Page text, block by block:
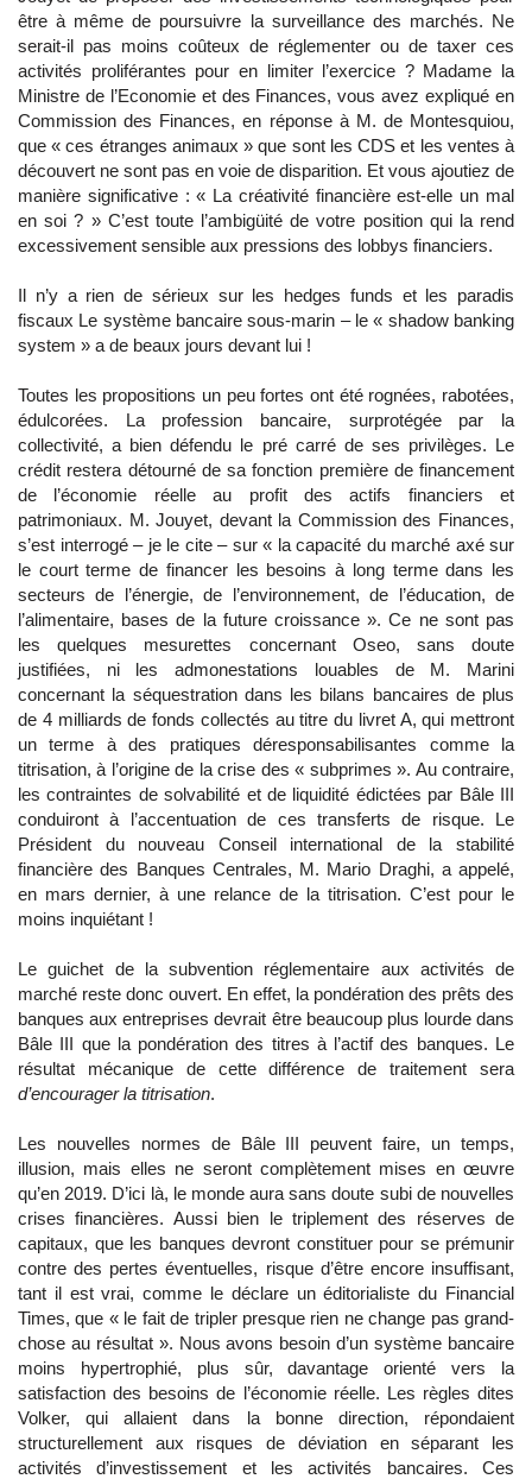
être à même de poursuivre la surveillance des marchés. Ne
serait-il pas moins coûteux de réglementer ou de taxer ces
activités proliférantes pour en limiter l’exercice ? Madame la
Ministre de l’Economie et des Finances, vous avez expliqué en
Commission des Finances, en réponse à M. de Montesquiou,
que « ces étranges animaux » que sont les CDS et les ventes à
découvert ne sont pas en voie de disparition. Et vous ajoutiez de
manière significative : « La créativité financière est-elle un mal
en soi ? » C’est toute l’ambigüité de votre position qui la rend
excessivement sensible aux pressions des lobbys financiers.
Il n’y a rien de sérieux sur les hedges funds et les paradis
fiscaux Le système bancaire sous-marin – le « shadow banking
system » a de beaux jours devant lui !
Toutes les propositions un peu fortes ont été rognées, rabotées,
édulcorées. La profession bancaire, surprotégée par la
collectivité, a bien défendu le pré carré de ses privilèges. Le
crédit restera détourné de sa fonction première de financement
de l’économie réelle au profit des actifs financiers et
patrimoniaux. M. Jouyet, devant la Commission des Finances,
s’est interrogé – je le cite – sur « la capacité du marché axé sur
le court terme de financer les besoins à long terme dans les
secteurs de l’énergie, de l’environnement, de l’éducation, de
l’alimentaire, bases de la future croissance ». Ce ne sont pas
les quelques mesurettes concernant Oseo, sans doute
justifiées, ni les admonestations louables de M. Marini
concernant la séquestration dans les bilans bancaires de plus
de 4 milliards de fonds collectés au titre du livret A, qui mettront
un terme à des pratiques déresponsabilisantes comme la
titrisation, à l’origine de la crise des « subprimes ». Au contraire,
les contraintes de solvabilité et de liquidité édictées par Bâle III
conduiront à l’accentuation de ces transferts de risque. Le
Président du nouveau Conseil international de la stabilité
financière des Banques Centrales, M. Mario Draghi, a appelé,
en mars dernier, à une relance de la titrisation. C’est pour le
moins inquiétant !
Le guichet de la subvention réglementaire aux activités de
marché reste donc ouvert. En effet, la pondération des prêts des
banques aux entreprises devrait être beaucoup plus lourde dans
Bâle III que la pondération des titres à l’actif des banques. Le
résultat mécanique de cette différence de traitement sera
d’encourager la titrisation.
Les nouvelles normes de Bâle III peuvent faire, un temps,
illusion, mais elles ne seront complètement mises en œuvre
qu’en 2019. D’ici là, le monde aura sans doute subi de nouvelles
crises financières. Aussi bien le triplement des réserves de
capitaux, que les banques devront constituer pour se prémunir
contre des pertes éventuelles, risque d’être encore insuffisant,
tant il est vrai, comme le déclare un éditorialiste du Financial
Times, que « le fait de tripler presque rien ne change pas grand-
chose au résultat ». Nous avons besoin d’un système bancaire
moins hypertrophié, plus sûr, davantage orienté vers la
satisfaction des besoins de l’économie réelle. Les règles dites
Volker, qui allaient dans la bonne direction, répondaient
structurellement aux risques de déviation en séparant les
activités d’investissement et les activités bancaires. Ces